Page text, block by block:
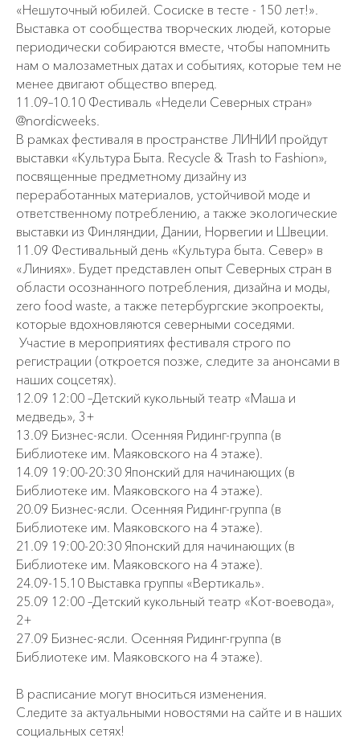
«Нешуточный юбилей. Сосиске в тесте - 150 лет!».
Выставка от сообщества творческих людей, которые
периодически собираются вместе, чтобы напомнить
нам о малозаметных датах и событиях, которые тем не
менее двигают общество вперед.
11.09–10.10 Фестиваль «Недели Северных стран»
@nordicweeks.
В рамках фестиваля в пространстве ЛИНИИ пройдут
выставки «Культура Быта. Recycle & Trash to Fashion»,
посвященные предметному дизайну из
переработанных материалов, устойчивой моде и
ответственному потреблению, а также экологические
выставки из Финляндии, Дании, Норвегии и Швеции.
11.09 Фестивальный день «Культура быта. Север» в
«Линиях». Будет представлен опыт Северных стран в
области осознанного потребления, дизайна и моды,
zero food waste, а также петербургские экопроекты,
которые вдохновляются северными соседями.
Участие в мероприятиях фестиваля строго по
регистрации (откроется позже, следите за анонсами в
наших соцсетях).
12.09 12:00 –Детский кукольный театр «Маша и
медведь», 3+
13.09 Бизнес-ясли. Осенняя Ридинг-группа (в
Библиотеке им. Маяковского на 4 этаже).
14.09 19:00-20:30 Японский для начинающих (в
Библиотеке им. Маяковского на 4 этаже).
20.09 Бизнес-ясли. Осенняя Ридинг-группа (в
Библиотеке им. Маяковского на 4 этаже).
21.09 19:00-20:30 Японский для начинающих (в
Библиотеке им. Маяковского на 4 этаже).
24.09-15.10 Выставка группы «Вертикаль».
25.09 12:00 –Детский кукольный театр «Кот-воевода»,
2+
27.09 Бизнес-ясли. Осенняя Ридинг-группа (в
Библиотеке им. Маяковского на 4 этаже).
В расписание могут вноситься изменения.
Следите за актуальными новостями на сайте и в наших
социальных сетях!